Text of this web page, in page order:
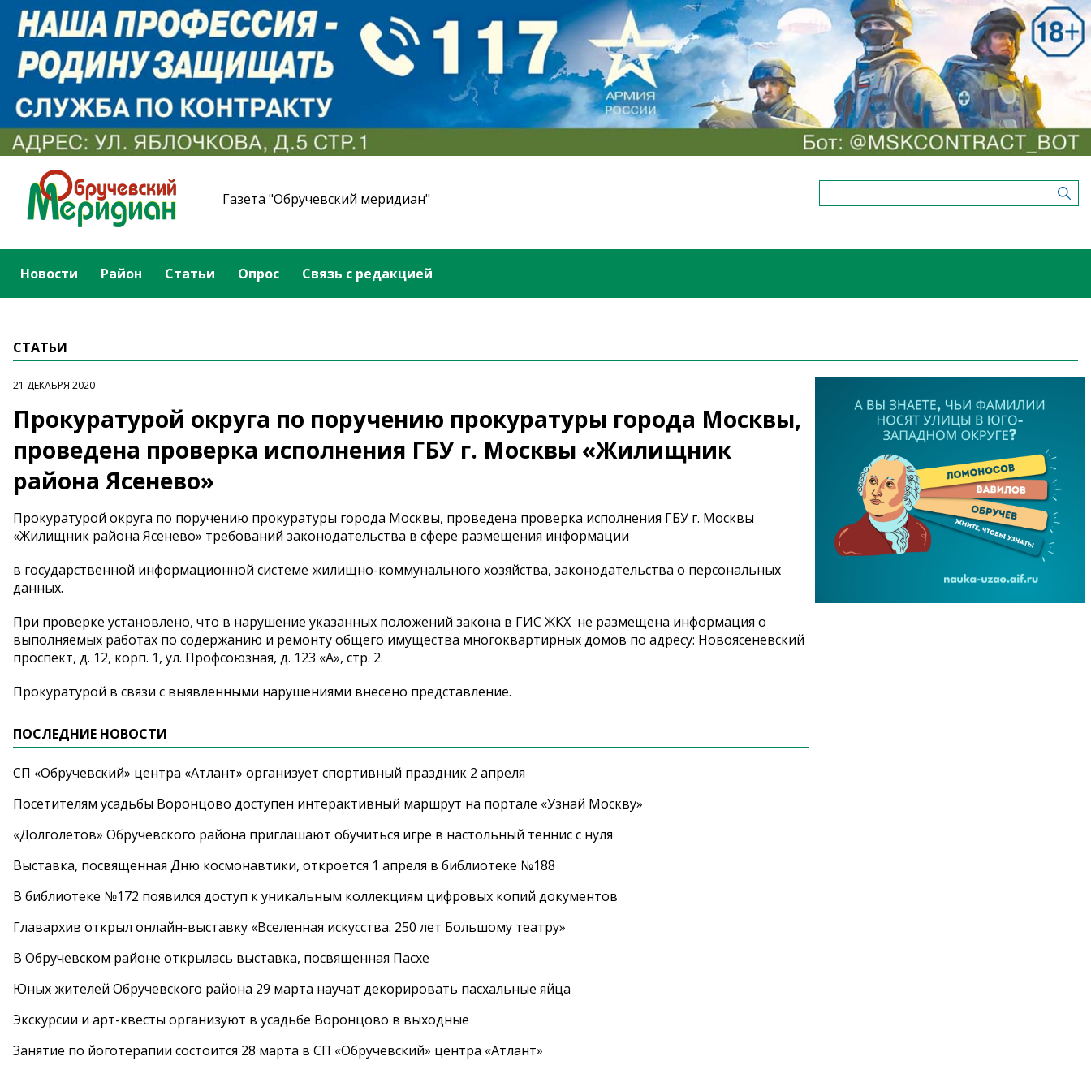
Газета "Обручевский меридиан"
Новости Район Статьи Опрос Связь с редакцией
СТАТЬИ
21 ДЕКАБРЯ 2020
Прокуратурой округа по поручению прокуратуры города Москвы,
проведена проверка исполнения ГБУ г. Москвы «Жилищник
района Ясенево»
Прокуратурой округа по поручению прокуратуры города Москвы, проведена проверка исполнения ГБУ г. Москвы
«Жилищник района Ясенево» требований законодательства в сфере размещения информации
в государственной информационной системе жилищно-коммунального хозяйства, законодательства о персональных
данных.
При проверке установлено, что в нарушение указанных положений закона в ГИС ЖКХ не размещена информация о
выполняемых работах по содержанию и ремонту общего имущества многоквартирных домов по адресу: Новоясеневский
проспект, д. 12, корп. 1, ул. Профсоюзная, д. 123 «А», стр. 2.
Прокуратурой в связи с выявленными нарушениями внесено представление.
ПОСЛЕДНИЕ НОВОСТИ
СП «Обручевский» центра «Атлант» организует спортивный праздник 2 апреля
Посетителям усадьбы Воронцово доступен интерактивный маршрут на портале «Узнай Москву»
«Долголетов» Обручевского района приглашают обучиться игре в настольный теннис с нуля
Выставка, посвященная Дню космонавтики, откроется 1 апреля в библиотеке №188
В библиотеке №172 появился доступ к уникальным коллекциям цифровых копий документов
Главархив открыл онлайн-выставку «Вселенная искусства. 250 лет Большому театру»
В Обручевском районе открылась выставка, посвященная Пасхе
Юных жителей Обручевского района 29 марта научат декорировать пасхальные яйца
Экскурсии и арт-квесты организуют в усадьбе Воронцово в выходные
Занятие по йоготерапии состоится 28 марта в СП «Обручевский» центра «Атлант»